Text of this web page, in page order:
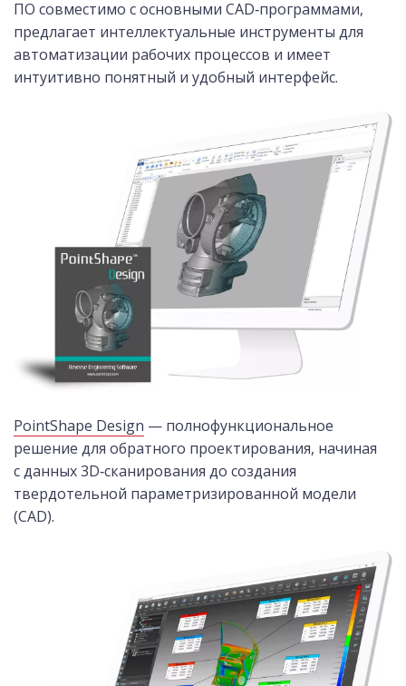
ПО совместимо с основными CAD‑программами,
предлагает интеллектуальные инструменты для
автоматизации рабочих процессов и имеет
интуитивно понятный и удобный интерфейс.
PointShape Design — полнофункциональное
решение для обратного проектирования, начиная
с данных 3D‑сканирования до создания
твердотельной параметризированной модели
(CAD).